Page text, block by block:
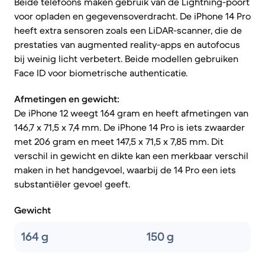
voor opladen en gegevensoverdracht. De iPhone 14 Pro
heeft extra sensoren zoals een LiDAR-scanner, die de
prestaties van augmented reality-apps en autofocus
bij weinig licht verbetert. Beide modellen gebruiken
Face ID voor biometrische authenticatie.
Afmetingen en gewicht:
De iPhone 12 weegt 164 gram en heeft afmetingen van
146,7 x 71,5 x 7,4 mm. De iPhone 14 Pro is iets zwaarder
met 206 gram en meet 147,5 x 71,5 x 7,85 mm. Dit
verschil in gewicht en dikte kan een merkbaar verschil
maken in het handgevoel, waarbij de 14 Pro een iets
substantiëler gevoel geeft.
Gewicht
164 g 150 g